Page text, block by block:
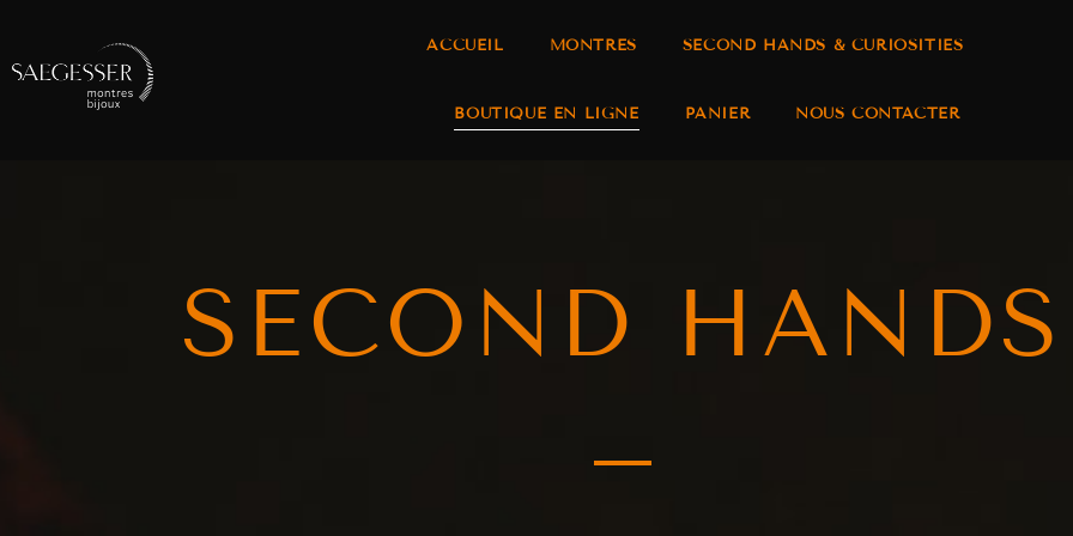
ACCUEIL MONTRES SECOND HANDS & CURIOSITIES
BOUTIQUE EN LIGNE PANIER NOUS CONTACTER
SECOND HANDS